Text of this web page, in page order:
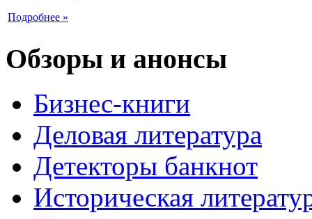
Подробнее »
Обзоры и анонсы
Бизнес-книги
Деловая литература
Детекторы банкнот
Историческая